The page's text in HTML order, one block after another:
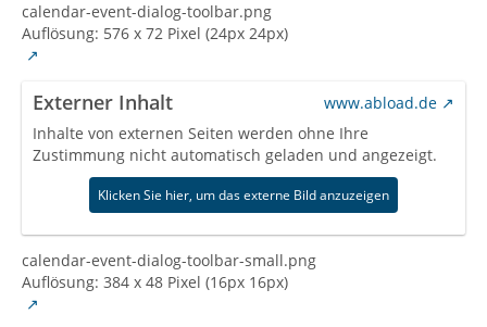
calendar-event-dialog-toolbar.png
Auflösung: 576 x 72 Pixel (24px 24px)
Externer Inhalt
www.abload.de
Inhalte von externen Seiten werden ohne Ihre
Zustimmung nicht automatisch geladen und angezeigt.
Klicken Sie hier, um das externe Bild anzuzeigen
calendar-event-dialog-toolbar-small.png
Auflösung: 384 x 48 Pixel (16px 16px)